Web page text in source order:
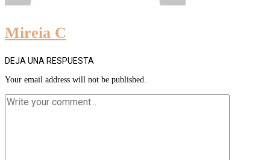
Mireia C
DEJA UNA RESPUESTA
Your email address will not be published.